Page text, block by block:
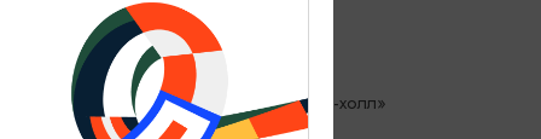
Стас Михайлов
27.08.2026 19:00
Светлогорск, Театр эстрады «Янтарь-холл»